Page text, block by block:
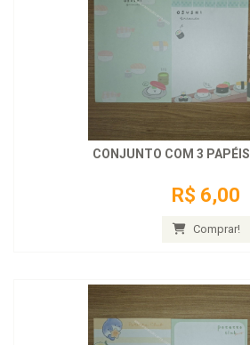
CONJUNTO COM 3
R$ 6,00
Comprar!